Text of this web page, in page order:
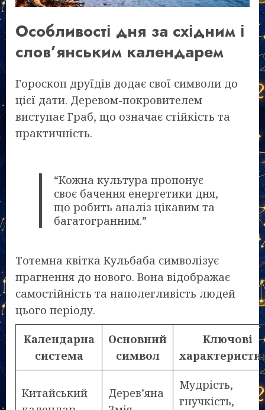
Особливості дня за східним і
слов’янським календарем
Гороскоп друїдів додає свої символи до
цієї дати. Деревом-покровителем
виступає Граб, що означає стійкість та
практичність.
“Кожна культура пропонує
своє бачення енергетики дня,
що робить аналіз цікавим та
багатогранним.”
Тотемна квітка Кульбаба символізує
прагнення до нового. Вона відображає
самостійність та наполегливість людей
цього періоду.
Календарна
система
Основний
символ
Ключові
Китайський
Дерев’яна
Мудрість,
гнучкість,